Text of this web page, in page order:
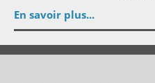
En savoir plus...